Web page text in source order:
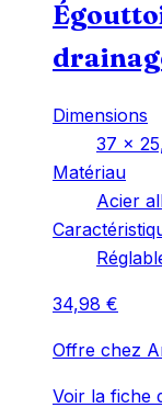
Dimensions
‎37 x
Matériau
‎Acier
34,98 €
Offre chez
Voir la fiche